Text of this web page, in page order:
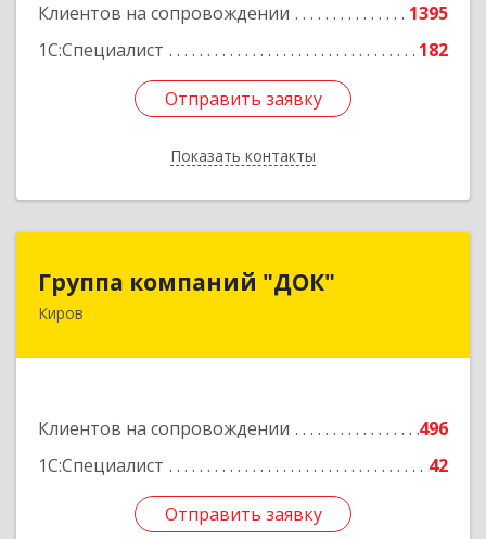
Клиентов на сопровождении
1395
1С:Специалист
182
Отправить заявку
Показать контакты
Отправить заявку
Назад
Группа компаний "ДОК"
Киров
Клиентов на сопровождении
496
1С:Специалист
42
Отправить заявку
Группа компаний "ДОК"
610017, Кировская обл, Киров г, Горького ул,
Отправить заявку